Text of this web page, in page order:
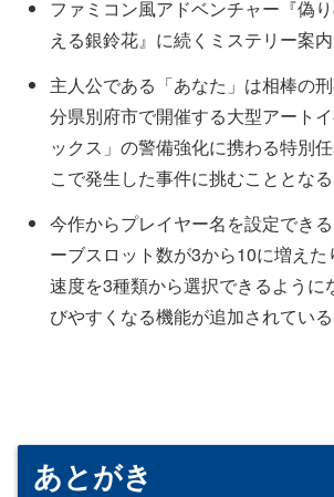
ファミコン風アドベンチャー『偽
える銀鈴花』に続くミステリー案
主人公である「あなた」は相棒の
分県別府市で開催する大型アート
ックス」の警備強化に携わる特別
こで発生した事件に挑むこととなる
今作からプレイヤー名を設定でき
ーブスロット数が3から10に増え
速度を3種類から選択できるように
びやすくなる機能が追加されている
あとがき